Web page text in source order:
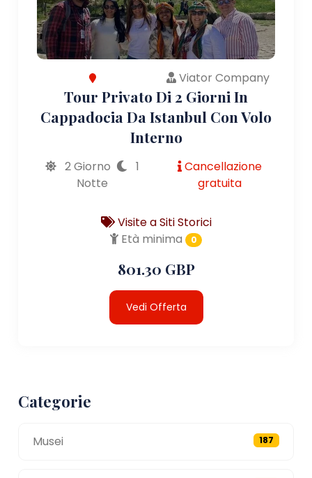
Viator Company
Tour Privato Di 2 Giorni In
Cappadocia Da Istanbul Con Volo
Interno
2 Giorno
1
Notte
Cancellazione
gratuita
Visite a Siti Storici
Età minima
0
801.30 GBP
Vedi Offerta
Categorie
Musei 187